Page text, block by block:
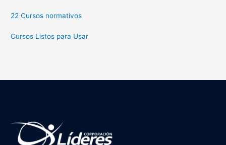
22 Cursos normativos
Cursos Listos para Usar